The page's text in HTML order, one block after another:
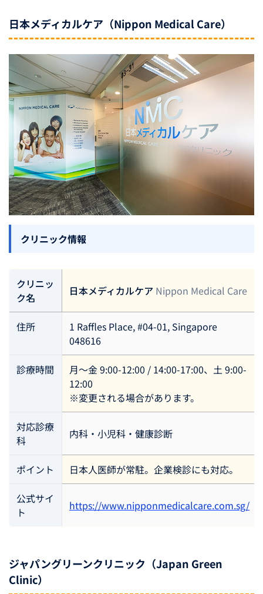
日本メディカルケア（Nippon Medical Care）
クリニック情報
クリニッ
ク名
日本メディカルケア Nippon Medical Care
住所
1 Raffles Place, #04-01, Singapore
048616
診療時間
月〜金 9:00-12:00 / 14:00-17:00、土 9:00-
12:00
※変更される場合があります。
対応診療
科
内科・小児科・健康診断
ポイント 日本人医師が常駐。企業検診にも対応。
公式サイ
ト
https://www.nipponmedicalcare.com.sg/
ジャパングリーンクリニック（Japan Green
Clinic）